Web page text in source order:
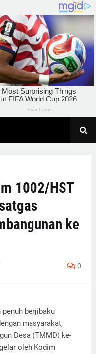
1002/HST
ke
0
penuh berjibaku
masyarakat,
Desa (TMMD) ke-
oleh Kodim